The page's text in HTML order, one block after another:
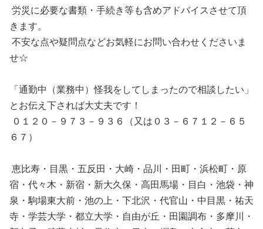
労災に必要な書類・手続き等も含めアドバイスさせて頂
きます。
不安な点や疑問点などお気軽にお問い合わせくださいま
せ☆
「通勤中（業務中）怪我をしてしまったので相談したい」
とお伝え下されば大丈夫です！
０１２０－９７３－９３６（又は０３－６７１２－６５
６７）
恵比寿・目黒・五反田・大崎・品川・田町・浜松町・原
宿・代々木・新宿・新大久保・高田馬場・目白・池袋・神
泉・駒場東大前・池の上・下北沢・代官山・中目黒・祐天
寺・学芸大学・都立大学・自由が丘・田園調布・多摩川・